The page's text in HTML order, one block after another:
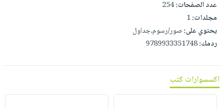
عدد الصفحات:254
مجلدات:1
يحتوي على:صور/رسوم،جداول
ردمك:9789933351748
اكسسوارات كتب